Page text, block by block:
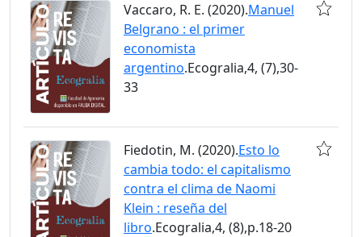
Vaccaro, R. E. (2020).Manuel
Belgrano : el primer
economista
argentino.Ecogralia,4, (7),30-
33
Fiedotin, M. (2020).Esto lo
cambia todo: el capitalismo
contra el clima de Naomi
Klein : reseña del
libro.Ecogralia,4, (8),p.18-20